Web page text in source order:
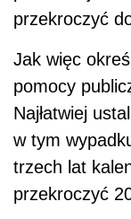
przekroczyć
Jak więc
pomocy
Najłatwiej
w tym
trzech lat
przekroczyć